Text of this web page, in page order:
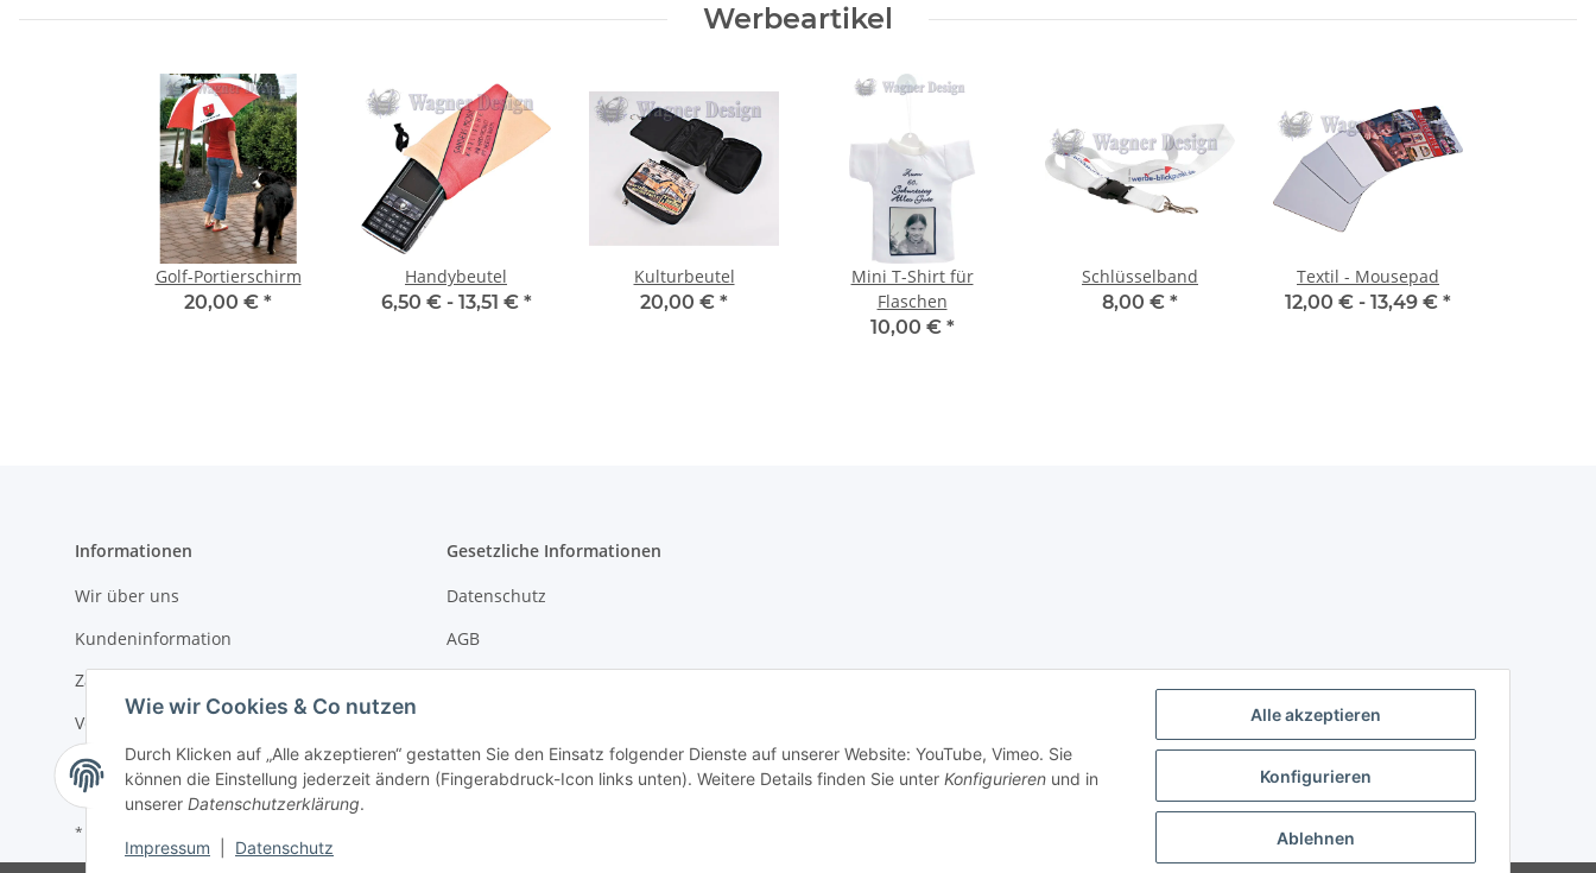
Werbeartikel
Golf-Portierschirm
20,00 € *
Handybeutel
6,50 € - 13,51 € *
Kulturbeutel
20,00 € *
Mini T-Shirt für
Flaschen
10,00 € *
Schlüsselband
8,00 € *
Textil - Mousepad
12,00 € - 13,49 € *
Informationen
Wir über uns
Kundeninformation
Zahlungsmöglichkeiten
Versandinformationen
Gesetzliche Informationen
Datenschutz
AGB
Widerrufsrecht
* Alle Preise inkl. gesetzlicher USt., zzgl.
Wie wir Cookies & Co nutzen
Durch Klicken auf „Alle akzeptieren“ gestatten Sie den Einsatz folgender Dienste auf unserer Website: YouTube, Vimeo. Sie
können die Einstellung jederzeit ändern (Fingerabdruck-Icon links unten). Weitere Details finden Sie unter Konfigurieren und in
unserer Datenschutzerklärung.
Impressum Datenschutz
Alle akzeptieren
Konfigurieren
Ablehnen